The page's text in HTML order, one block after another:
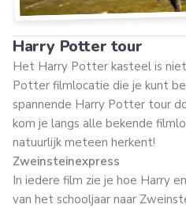
Harry Potter tour
Het Harry Potter kasteel is
Potter filmlocatie die je kunt
spannende Harry Potter tour
kom je langs alle bekende
natuurlijk meteen herkent!
Zweinsteinexpress
In iedere film zie je hoe Harry
van het schooljaar naar